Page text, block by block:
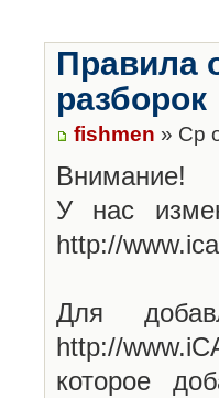
Правила
разборок
fishmen » Ср
Внимание!
У нас
http://
Для
http://
которое